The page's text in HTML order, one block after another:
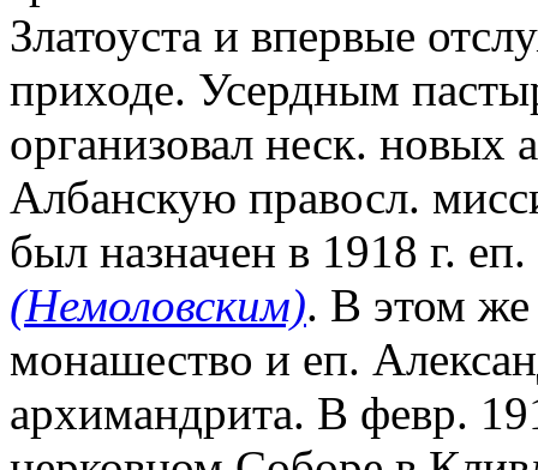
Златоуста и впервые
приходе. Усердным
организовал неск. новых
Албанскую правосл.
был назначен в 1918 г.
(Немоловским). В этом
монашество и еп.
архимандрита. В февр.